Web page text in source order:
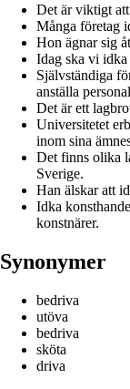
Det är viktigt
Många företag
Hon ägnar sig
Idag ska vi
Självständiga
anställa
Det är ett
Universitetet
inom sina
Det finns olika
Sverige.
Han älskar att
Idka
konstnärer.
Synonymer
bedriva
utöva
bedriva
sköta
driva